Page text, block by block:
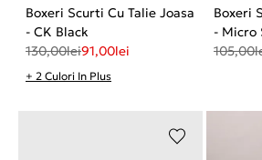
Boxeri Scurti Cu Talie Joasa
- CK Black
130,00lei91,00lei
+ 2 Culori In Plus
Boxeri
- Micro
105,00